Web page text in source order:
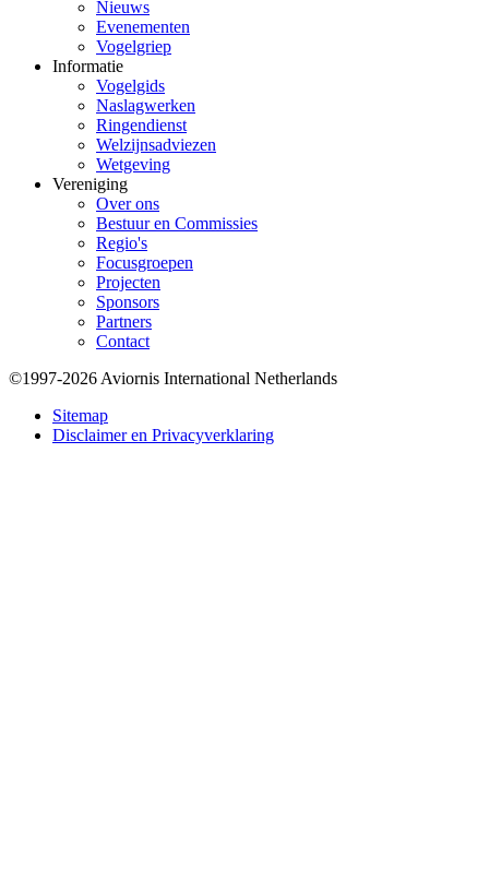
Nieuws
Evenementen
Vogelgriep
Informatie
Vogelgids
Naslagwerken
Ringendienst
Welzijnsadviezen
Wetgeving
Vereniging
Over ons
Bestuur en Commissies
Regio's
Focusgroepen
Projecten
Sponsors
Partners
Contact
Bottom
©1997-2026 Aviornis International Netherlands
Sitemap
Disclaimer en Privacyverklaring